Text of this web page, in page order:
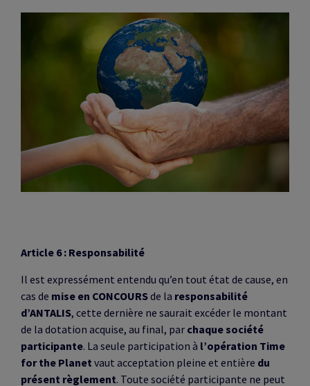
Article 6 : Responsabilité
Il est expressément entendu qu’en tout état de cause, en
cas de mise en CONCOURSde la responsabilité
d’ANTALIS, cette dernière ne saurait excéder le montant
de la dotation acquise, au final, par chaque société
participante. La seule participation à l’opération Time
for the Planet vaut acceptation pleine et entière du
présent règlement. Toute société participante ne peut